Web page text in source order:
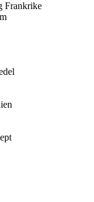
Frankrike